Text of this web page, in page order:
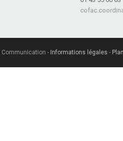
Communication - Informations légales -